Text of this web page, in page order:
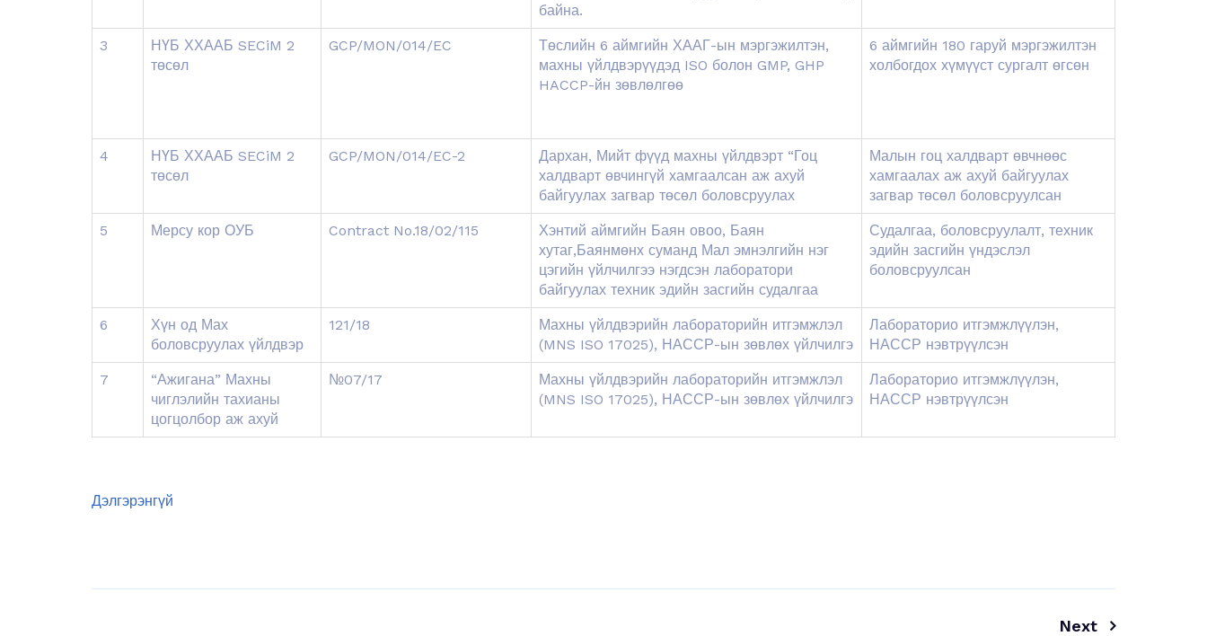
байна.
3
НҮБ ХХААБ SECiM 2
төсөл
GCP/MON/014/EC
Төслийн 6 аймгийн ХААГ-ын мэргэжилтэн,
махны үйлдвэрүүдэд ISO болон GMP, GHP
HACCP-йн зөвлөлгөө
6 аймгийн 180 гаруй мэргэжилтэн
холбогдох хүмүүст сургалт өгсөн
4
НҮБ ХХААБ SECiM 2
төсөл
GCP/MON/014/EC-2
Дархан, Мийт фүүд махны үйлдвэрт “Гоц
халдварт өвчингүй хамгаалсан аж ахуй
байгуулах загвар төсөл боловсруулах
Малын гоц халдварт өвчнөөс
хамгаалах аж ахуй байгуулах
загвар төсөл боловсруулсан
5 Мерсу кор ОУБ Contract No.18/02/115
Хэнтий аймгийн Баян овоо, Баян
хутаг,Баянмөнх суманд Мал эмнэлгийн нэг
цэгийн үйлчилгээ нэгдсэн лаборатори
байгуулах техник эдийн засгийн судалгаа
Судалгаа, боловсруулалт, техник
эдийн засгийн үндэслэл
боловсруулсан
6
Хүн од Мах
боловсруулах үйлдвэр
121/18
Махны үйлдвэрийн лабораторийн итгэмжлэл
(MNS ISO 17025), НАССР-ын зөвлөх үйлчилгэ
Лабораторио итгэмжлүүлэн,
НАССР нэвтрүүлсэн
7
“Ажигана” Махны
чиглэлийн тахианы
цогцолбор аж ахуй
№07/17
Махны үйлдвэрийн лабораторийн итгэмжлэл
(MNS ISO 17025), НАССР-ын зөвлөх үйлчилгэ
Лабораторио итгэмжлүүлэн,
НАССР нэвтрүүлсэн
Дэлгэрэнгүй
Next